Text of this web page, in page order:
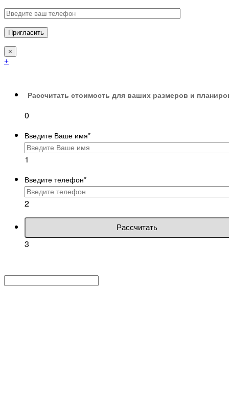
×
+
Рассчитать стоимость для ваших размеров и
0
Введите Ваше имя*
1
Введите телефон*
2
Рассчитать
3